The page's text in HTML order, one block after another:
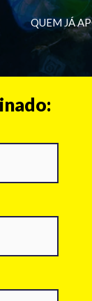
QUEM JÁ